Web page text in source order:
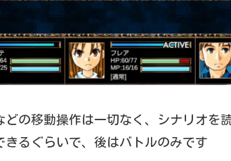
どの移動操作は一切なく、シナリオを
きるぐらいで、後はバトルのみです